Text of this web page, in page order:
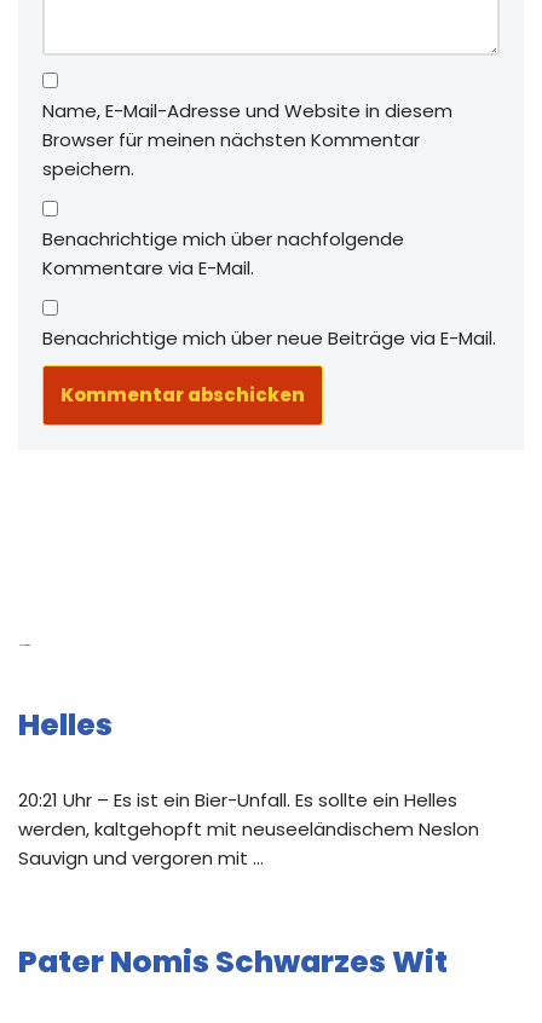
Name, E-Mail-Adresse und Website in diesem
Browser für meinen nächsten Kommentar
speichern.
Benachrichtige mich über nachfolgende
Kommentare via E-Mail.
Benachrichtige mich über neue Beiträge via E-Mail.
Helles
20:21 Uhr – Es ist ein Bier-Unfall. Es sollte ein Helles
werden, kaltgehopft mit neuseeländischem Neslon
Sauvign und vergoren mit …
Pater Nomis Schwarzes Wit